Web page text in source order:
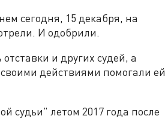
сегодня, 15 декабря, на
И одобрили.
и других судей, а
действиями помогали ей
судьи" летом 2017 года после